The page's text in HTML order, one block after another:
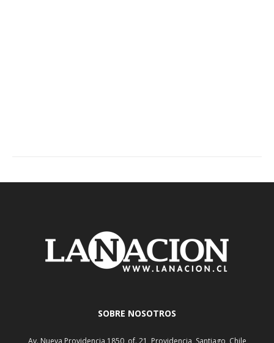
SOBRE NOSOTROS
Av. Nueva Providencia 1850, of. 21, Providencia, Santiago, Chile